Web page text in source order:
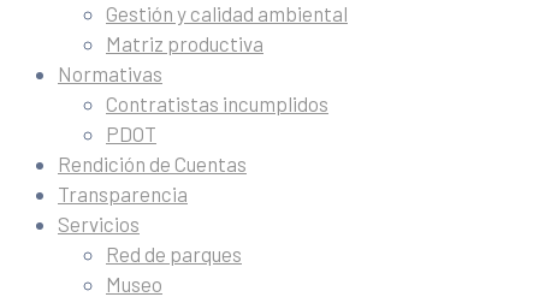
Gestión y calidad ambiental
Matriz productiva
Normativas
Contratistas incumplidos
PDOT
Rendición de Cuentas
Transparencia
Servicios
Red de parques
Museo